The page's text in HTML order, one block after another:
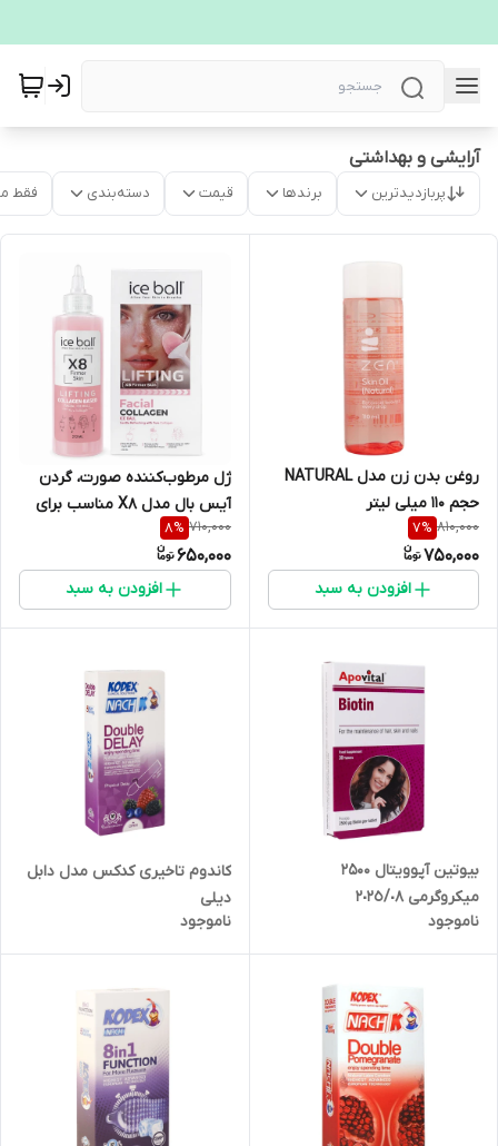
آرایشی و بهداشتی
پربازدیدترین برندها قیمت دسته‌بندی فقط
روغن بدن زن مدل NATURAL
حجم 110 میلی لیتر
810,000
7%
750,000
افزودن به سبد
ژل مرطوب‌کننده صورت، گردن
آیس بال مدل X8 مناسب برای
انواع پوست حجم 212 میلی‌لیتر
710,000
8%
650,000
افزودن به سبد
بیوتین آپوویتال 2500
میکروگرمی ٢٠٢٥/٠٨
ناموجود
کاندوم تاخیری کدکس مدل دابل
دیلی
ناموجود